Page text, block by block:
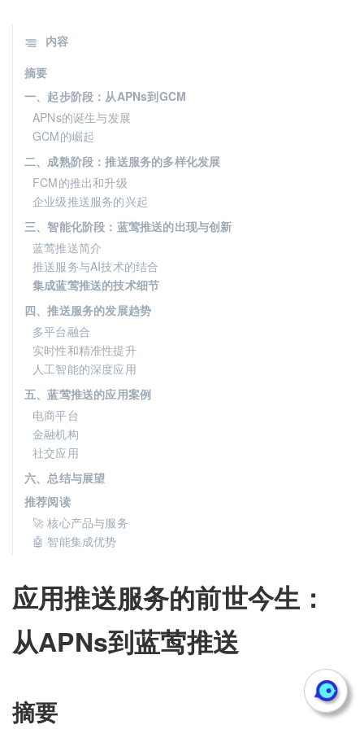
应用推送服务的前世今生：
从APNs到蓝莺推送
摘要
内容
摘要
一、起步阶段：从APNs到GCM
APNs的诞生与发展
GCM的崛起
二、成熟阶段：推送服务的多样化发展
FCM的推出和升级
企业级推送服务的兴起
三、智能化阶段：蓝莺推送的出现与创新
蓝莺推送简介
推送服务与AI技术的结合
集成蓝莺推送的技术细节
四、推送服务的发展趋势
多平台融合
实时性和精准性提升
人工智能的深度应用
五、蓝莺推送的应用案例
电商平台
金融机构
社交应用
六、总结与展望
推荐阅读
🚀 核心产品与服务
🤖 智能集成优势